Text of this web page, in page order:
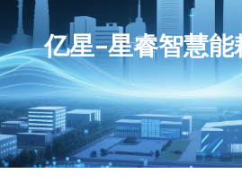
亿星-星睿智慧能